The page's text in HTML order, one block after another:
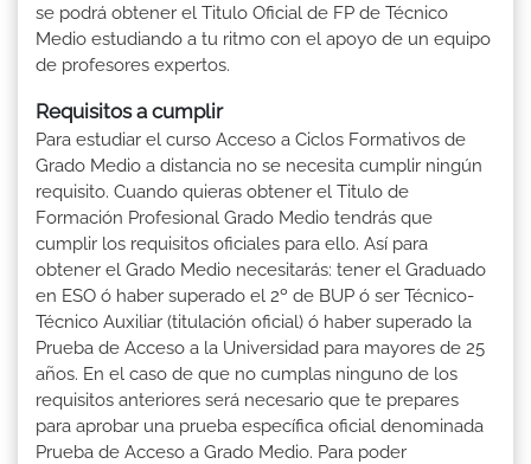
se podrá obtener el Titulo Oficial de FP de Técnico
Medio estudiando a tu ritmo con el apoyo de un equipo
de profesores expertos.
Requisitos a cumplir
Para estudiar el curso Acceso a Ciclos Formativos de
Grado Medio a distancia no se necesita cumplir ningún
requisito. Cuando quieras obtener el Titulo de
Formación Profesional Grado Medio tendrás que
cumplir los requisitos oficiales para ello. Así para
obtener el Grado Medio necesitarás: tener el Graduado
en ESO ó haber superado el 2º de BUP ó ser Técnico-
Técnico Auxiliar (titulación oficial) ó haber superado la
Prueba de Acceso a la Universidad para mayores de 25
años. En el caso de que no cumplas ninguno de los
requisitos anteriores será necesario que te prepares
para aprobar una prueba específica oficial denominada
Prueba de Acceso a Grado Medio. Para poder